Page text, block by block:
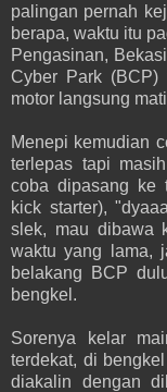
palingan pernah
berapa, waktu itu
Pengasinan,
Cyber Park (BCP)
motor langsung
Menepi kemudian
terlepas tapi
coba dipasang ke
kick starter),
slek, mau dibawa
waktu yang lama,
belakang BCP
bengkel.
Sorenya kelar
terdekat, di
diakalin dengan